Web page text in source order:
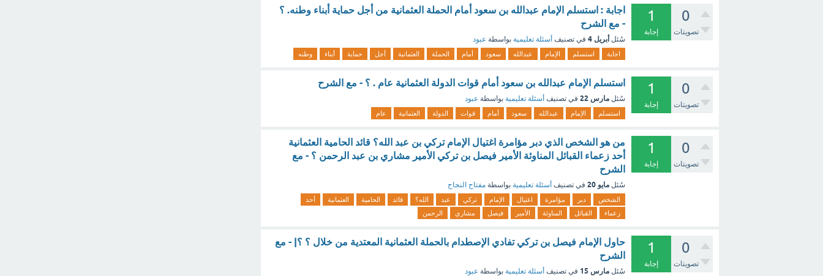
0
تصويتات
1
إجابة
اجابة : استسلم الإمام عبدالله بن سعود أمام الحملة العثمانية من أجل حماية أبناء وطنه. ؟
- مع الشرح
سُئل أبريل 4 في تصنيف أسئلة تعليمية بواسطة عبود
اجابة استسلم الإمام عبدالله سعود أمام الحملة العثمانية أجل حماية أبناء وطنه
0
تصويتات
1
إجابة
استسلم الإمام عبدالله بن سعود أمام قوات الدولة العثمانية عام . ؟ - مع الشرح
سُئل مارس 22 في تصنيف أسئلة تعليمية بواسطة عبود
استسلم الإمام عبدالله سعود أمام قوات الدولة العثمانية عام
0
تصويتات
1
إجابة
من هو الشخص الذي دبر مؤامرة اغتيال الإمام تركي بن عبد الله؟ قائد الحامية العثمانية
أحد زعماء القبائل المناوئة الأمير فيصل بن تركي الأمير مشاري بن عبد الرحمن ؟ - مع
الشرح
سُئل مايو 20 في تصنيف أسئلة تعليمية بواسطة مفتاح النجاح
الشخص دبر مؤامرة اغتيال الإمام تركي عبد الله؟ قائد الحامية العثمانية
أحد
زعماء
القبائل المناوئة الأمير فيصل مشاري الرحمن
0
تصويتات
1
إجابة
حاول الإمام فيصل بن تركي تفادي الإصطدام بالحملة العثمانية المعتدية من خلال ؟ ؟| - مع
الشرح
سُئل مارس 15 في تصنيف أسئلة تعليمية بواسطة عبود